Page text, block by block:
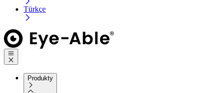
Türkçe
Produkty